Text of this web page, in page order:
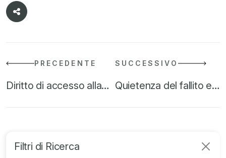
PRECEDENTE
Diritto di accesso alla…
SUCCESSIVO
Quietenza del fallito e…
Filtri di Ricerca